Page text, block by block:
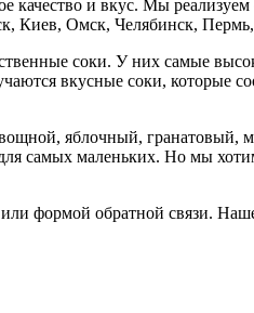
качество и вкус. Мы
Киев, Омск, Челябинск,
соки. У них самые
вкусные соки, которые
яблочный,
самых маленьких. Но мы
формой обратной связи.